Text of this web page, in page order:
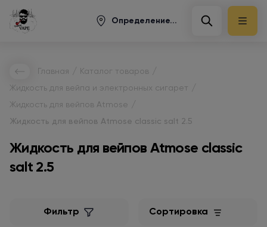
Определение...
Главная Каталог товаров
Жидкость для вейпа и электронных сигарет
Жидкость для вейпов Atmose
Жидкость для вейпов Atmose classic salt 2.5
Жидкость для вейпов Atmose classic
salt 2.5
Фильтр Сортировка